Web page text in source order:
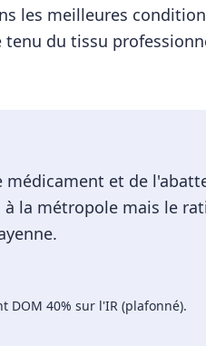
les meilleures
du tissu
médicament et de
la métropole mais le
DOM 40% sur l'IR (plafonné).